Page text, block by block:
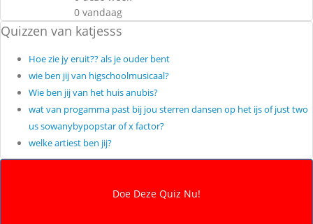
0 vandaag
Quizzen van katjesss
Hoe zie jy eruit?? als je ouder bent
wie ben jij van higschoolmusicaal?
Wie ben jij van het huis anubis?
wat van progamma past bij jou sterren dansen op het ijs of just two
us sowanybypopstar of x factor?
welke artiest ben jij?